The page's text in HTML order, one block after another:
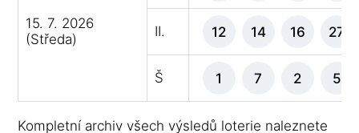
15. 7. 2026
(Středa)
II. 12 14 16 27
Š 1 7 2 5
Kompletní archiv všech výsledů loterie naleznete